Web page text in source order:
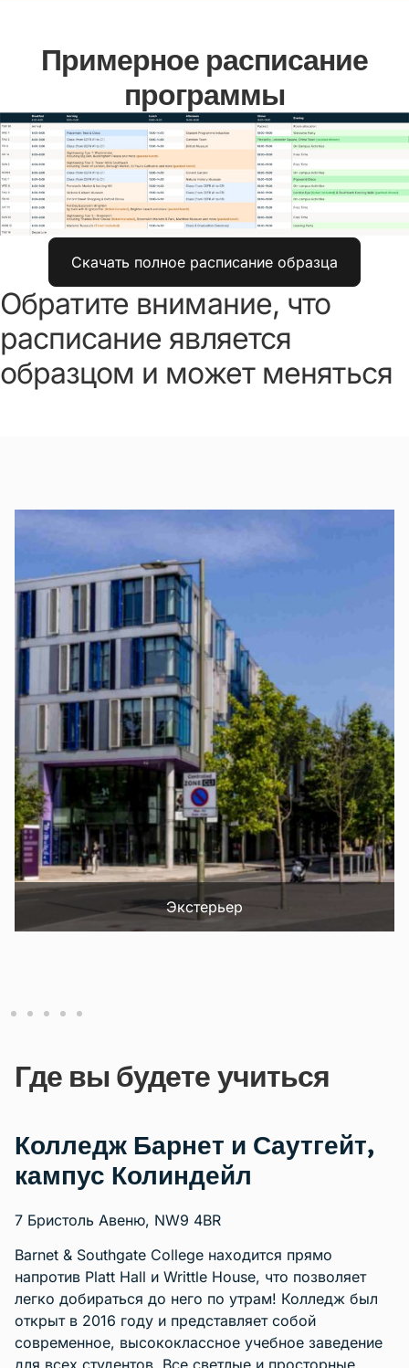
Примерное расписание
программы
Скачать полное расписание образца
Обратите внимание, что
расписание является
образцом и может меняться
Экстерьер
Где вы будете учиться
Колледж Барнет и Саутгейт,
кампус Колиндейл
7 Бристоль Авеню, NW9 4BR
Barnet & Southgate College находится прямо
напротив Platt Hall и Writtle House, что позволяет
легко добираться до него по утрам! Колледж был
открыт в 2016 году и представляет собой
современное, высококлассное учебное заведение